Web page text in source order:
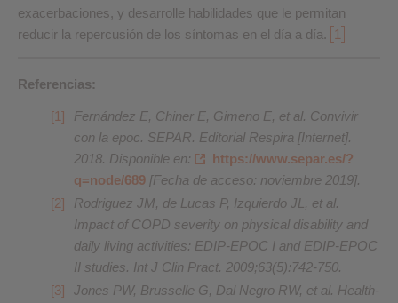
exacerbaciones, y desarrolle habilidades que le permitan
reducir la repercusión de los síntomas en el día a día.
1
Referencias:
Fernández E, Chiner E, Gimeno E, et al. Convivir
con la epoc. SEPAR. Editorial Respira [Internet].
2018. Disponible en:
https://www.separ.es/?
q=node/689 [Fecha de acceso: noviembre 2019].
Rodriguez JM, de Lucas P, Izquierdo JL, et al.
Impact of COPD severity on physical disability and
daily living activities: EDIP-EPOC I and EDIP-EPOC
II studies. Int J Clin Pract. 2009;63(5):742-750.
Jones PW, Brusselle G, Dal Negro RW, et al. Health-